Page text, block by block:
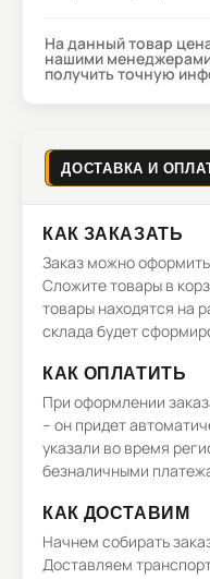
На данный товар
нашими менеджерами
получить точную
ДОСТАВКА И
КАК ЗАКАЗАТЬ
Заказ можно
Сложите товары в
товары находятся на
склада будет
КАК ОПЛАТИТЬ
При оформлении
– он придет
указали во время
безналичными
КАК ДОСТАВИМ
Начнем собирать
Доставляем